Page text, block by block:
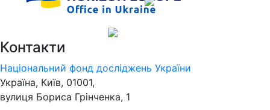
Контакти
Національний фонд досліджень України
Україна, Київ, 01001,
вулиця Бориса Грінченка, 1